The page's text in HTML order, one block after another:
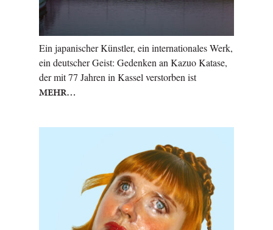
Ein japanischer Künstler, ein internationales Werk,
ein deutscher Geist: Gedenken an Kazuo Katase,
der mit 77 Jahren in Kassel verstorben ist
MEHR…